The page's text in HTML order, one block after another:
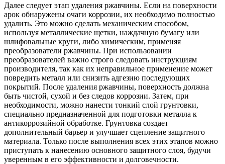
Далее следует этап удаления ржавчины. Если на поверхности
арок обнаружены очаги коррозии, их необходимо полностью
удалить. Это можно сделать механическим способом,
используя металлические щетки, наждачную бумагу или
шлифовальные круги, либо химическим, применяя
преобразователи ржавчины. При использовании
преобразователей важно строго следовать инструкциям
производителя, так как их неправильное применение может
повредить металл или снизить адгезию последующих
покрытий. После удаления ржавчины, поверхность должна
быть чистой, сухой и без следов коррозии. Затем, при
необходимости, можно нанести тонкий слой грунтовки,
специально предназначенной для подготовки металла к
антикоррозийной обработке. Грунтовка создает
дополнительный барьер и улучшает сцепление защитного
материала. Только после выполнения всех этих этапов можно
приступать к нанесению основного защитного слоя, будучи
уверенным в его эффективности и долговечности.